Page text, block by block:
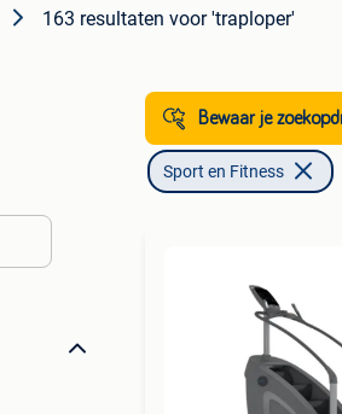
163 resultaten voor 'traploper'
Bewaar je
Sport en Fitness